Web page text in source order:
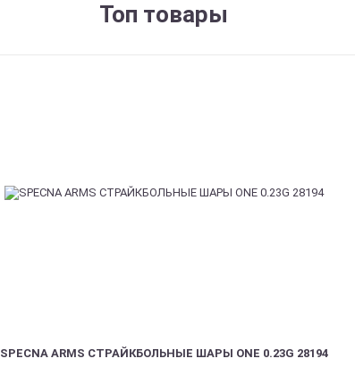
Топ товары
SPECNA ARMS СТРАЙКБОЛЬНЫЕ ШАРЫ ONE 0.23G 28194